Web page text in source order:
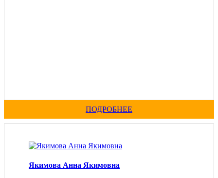
ПОДРОБНЕЕ
Якимова Анна Якимовна